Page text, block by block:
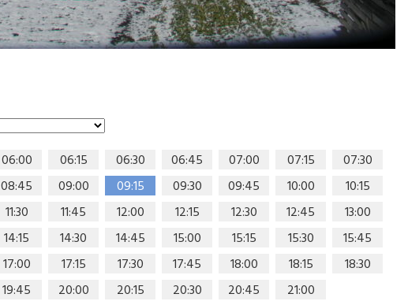
06:00 06:15 06:30 06:45 07:00 07:15
07:30
08:45 09:00 09:15 09:30 09:45 10:00
10:15
11:30 11:45 12:00 12:15 12:30 12:45
13:00
14:15 14:30 14:45 15:00 15:15 15:30
15:45
17:00 17:15 17:30 17:45 18:00 18:15
18:30
19:45 20:00 20:15 20:30 20:45 21:00